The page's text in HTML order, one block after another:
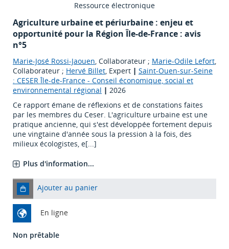
Ressource électronique
Agriculture urbaine et périurbaine : enjeu et
opportunité pour la Région Île-de-France : avis
n°5
Marie-José Rossi-Jaouen, Collaborateur ; Marie-Odile Lefort,
Collaborateur ; Hervé Billet, Expert | Saint-Ouen-sur-Seine
: CESER Île-de-France - Conseil économique, social et
environnemental régional | 2026
Ce rapport émane de réflexions et de constations faites
par les membres du Ceser. L'agriculture urbaine est une
pratique ancienne, qui s'est développée fortement depuis
une vingtaine d'année sous la pression à la fois, des
milieux écologistes, e[...]
Plus d'information...
Ajouter au panier
En ligne
Non prêtable